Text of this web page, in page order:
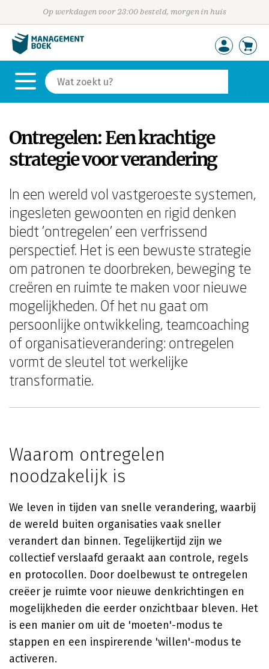
Op werkdagen voor 23:00 besteld, morgen in huis
Ontregelen: Een krachtige
strategie voor verandering
In een wereld vol vastgeroeste systemen,
ingesleten gewoonten en rigid denken
biedt 'ontregelen' een verfrissend
perspectief. Het is een bewuste strategie
om patronen te doorbreken, beweging te
creëren en ruimte te maken voor nieuwe
mogelijkheden. Of het nu gaat om
persoonlijke ontwikkeling, teamcoaching
of organisatieverandering: ontregelen
vormt de sleutel tot werkelijke
transformatie.
Waarom ontregelen
noodzakelijk is
We leven in tijden van snelle verandering, waarbij
de wereld buiten organisaties vaak sneller
verandert dan binnen. Tegelijkertijd zijn we
collectief verslaafd geraakt aan controle, regels
en protocollen. Door doelbewust te ontregelen
creëer je ruimte voor nieuwe denkrichtingen en
mogelijkheden die eerder onzichtbaar bleven. Het
is een manier om uit de 'moeten'-modus te
stappen en een inspirerende 'willen'-modus te
activeren.